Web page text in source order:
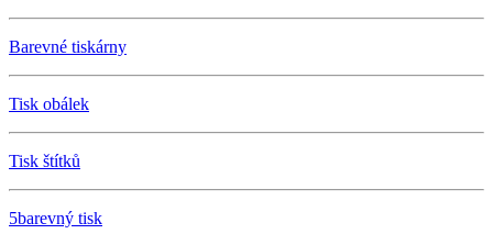
Barevné tiskárny
Tisk obálek
Tisk štítků
5barevný tisk